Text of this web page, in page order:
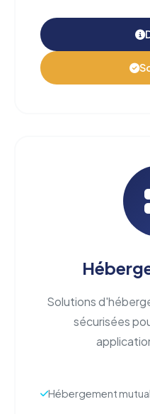
Solutions
sécurisées
Hébergement